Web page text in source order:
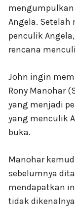
Angela.
penculik
rencana
John ingin
Rony Manohar
yang menjadi
yang menculik
buka.
Manohar
sebelumnya
mendapatkan
tidak